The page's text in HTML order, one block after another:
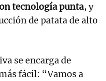
tecnología punta, y
de patata de alto
se encarga de
fácil: “Vamos a